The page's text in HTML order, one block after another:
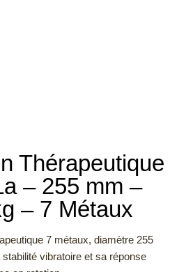
Thérapeutique
– 255 mm –
– 7 Métaux
7 métaux, diamètre 255
vibratoire et sa réponse